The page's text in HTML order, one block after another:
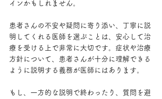
インかもしれません。
患者さんの不安や疑問に寄り添い、丁寧に説
明してくれる医師を選ぶことは、安心して治
療を受ける上で非常に大切です。症状や治療
方針について、患者さんが十分に理解できる
ように説明する義務が医師にはあります。
もし、一方的な説明で終わったり、質問を避